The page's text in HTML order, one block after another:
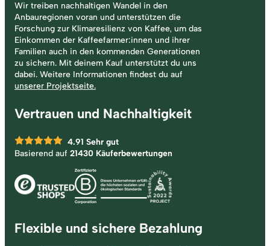
Wir treiben nachhaltigen Wandel in den
Anbauregionen voran und unterstützen die
Forschung zur Klimaresilienz von Kaffee, um das
Einkommen der Kaffeefarmer:innen und ihrer
Familien auch in den kommenden Generationen
zu sichern. Mit deinem Kauf unterstützt du uns
dabei. Weitere Informationen findest du auf
unserer Projektseite.
Vertrauen und Nachhaltigkeit
4.91 Sehr gut
Basierend auf 21430 Käuferbewertungen
Flexible und sichere Bezahlung